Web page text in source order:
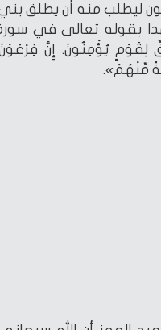
ليطلب منه أن يطلق بني
بقوله تعالى في
لِقَوْمٍ يُؤْمِنُونَ. إِنَّ
مِّنْهُمْ».